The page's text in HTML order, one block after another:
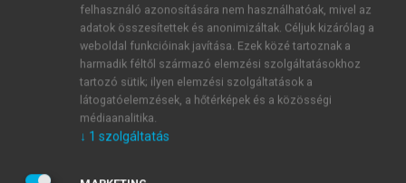
Domokos Andrea: Finkey Ferencről.Ügyészek Lapja,
2009. XVI. évf. 2. szám, 45–54.; Domokos Andrea:
Egy református büntetőjogász portréjához: Tóth
Jogtörténeti Szemle,2017/4.;Fejezetek az
ügyészség 130 éves történelméből 1871–2001.Horányi
Miklós (szerk.) Budapest: Publicitás Print Kft., 2002.
84–85.; Györgyi Kálmán:
koronaügyészi működéséhez. Dr. Finkey Ferenc
felhasználó azonosítására nem használhatóak, mivel az
adatok összesítettek és anonimizáltak. Céljuk kizárólag a
weboldal funkcióinak javítása. Ezek közé tartoznak a
harmadik féltől származó elemzési szolgáltatásokhoz
tartozó sütik; ilyen elemzési szolgáltatások a
látogatóelemzések, a hőtérképek és a közösségi
médiaanalitika.
↓ 1 szolgáltatás